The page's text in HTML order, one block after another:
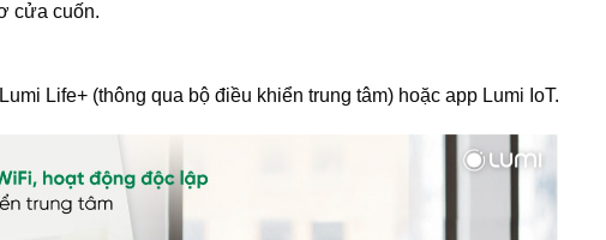
cửa cuốn.
Life+ (thông qua bộ điều khiển trung tâm) hoặc app Lumi IoT.